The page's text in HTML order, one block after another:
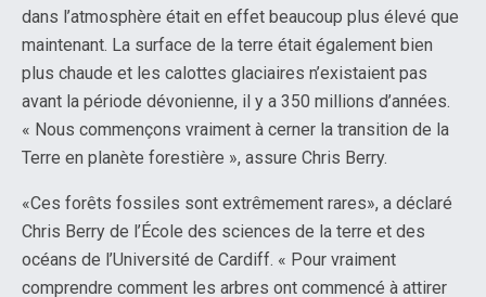
dans l’atmosphère était en effet beaucoup plus élevé que
maintenant. La surface de la terre était également bien
plus chaude et les calottes glaciaires n’existaient pas
avant la période dévonienne, il y a 350 millions d’années.
« Nous commençons vraiment à cerner la transition de la
Terre en planète forestière », assure Chris Berry.
«Ces forêts fossiles sont extrêmement rares», a déclaré
Chris Berry de l’École des sciences de la terre et des
océans de l’Université de Cardiff. « Pour vraiment
comprendre comment les arbres ont commencé à attirer